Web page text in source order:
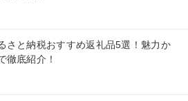
さと納税おすすめ返礼品5選！魅力か
徹底紹介！